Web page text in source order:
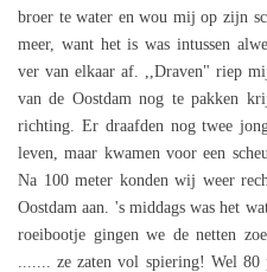
broer te water en wou mij op zijn
meer, want het is was intussen
ver van elkaar af. ,,Draven" riep
van de Oostdam nog te pakken
richting. Er draafden nog twee
leven, maar kwamen voor een
Na 100 meter konden wij weer
Oostdam aan. 's middags was het
roeibootje gingen we de netten
....... ze zaten vol spiering! Wel